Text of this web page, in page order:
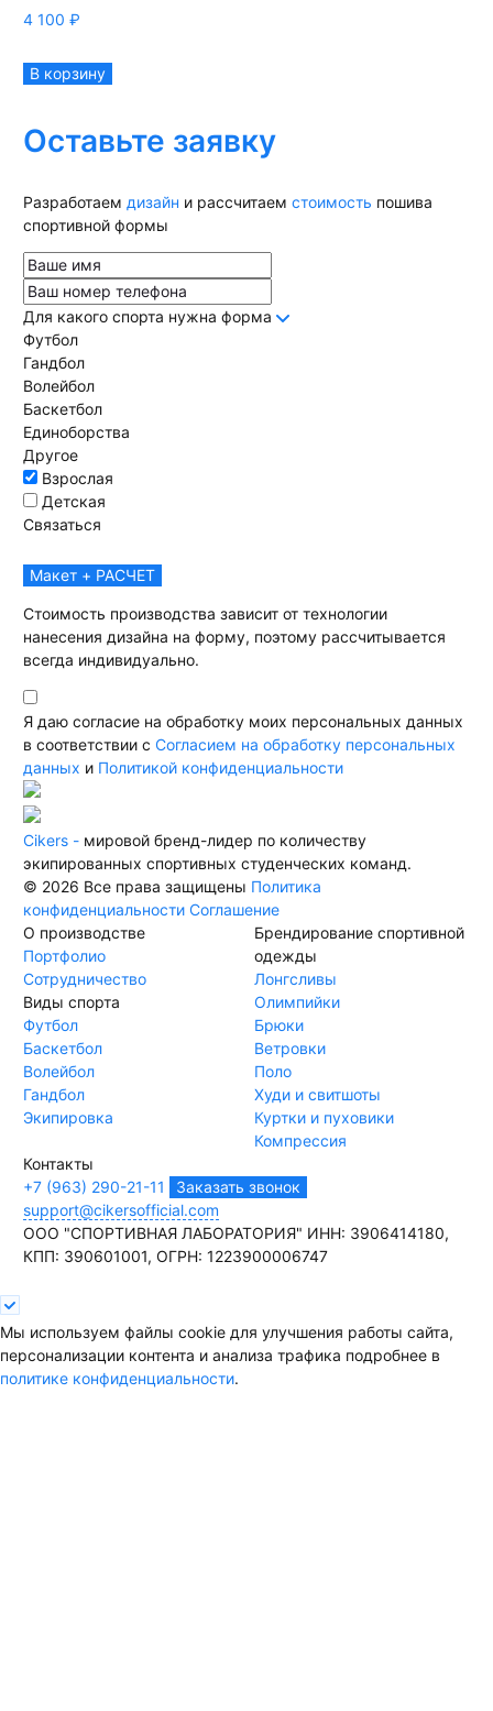
4 100 ₽
В корзину
Оставьте заявку
Разработаем дизайн и рассчитаем стоимость пошива
спортивной формы
Для какого спорта нужна форма
Футбол
Гандбол
Волейбол
Баскетбол
Единоборства
Другое
Взрослая
Детская
Связаться
Макет + РАСЧЕТ
Стоимость производства зависит от технологии
нанесения дизайна на форму, поэтому рассчитывается
всегда индивидуально.
Я даю согласие на обработку моих персональных данных
в соответствии с Согласием на обработку персональных
данных и Политикой конфиденциальности
Cikers - мировой бренд-лидер по количеству
экипированных спортивных студенческих команд.
© 2026 Все права защищены Политика
конфиденциальности Соглашение
О производстве
Портфолио
Сотрудничество
Виды спорта
Футбол
Баскетбол
Волейбол
Гандбол
Экипировка
Брендирование спортивной
одежды
Лонгсливы
Олимпийки
Брюки
Ветровки
Поло
Худи и свитшоты
Куртки и пуховики
Компрессия
Контакты
+7 (963) 290-21-11
Заказать звонок
support@cikersofficial.com
ООО "СПОРТИВНАЯ ЛАБОРАТОРИЯ" ИНН: 3906414180,
КПП: 390601001, ОГРН: 1223900006747
Мы используем файлы cookie для улучшения работы сайта,
персонализации контента и анализа трафика подробнее в
политике конфиденциальности.